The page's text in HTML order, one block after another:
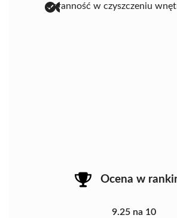
staranność w czyszczeniu
Ocena w
9.25 na 10